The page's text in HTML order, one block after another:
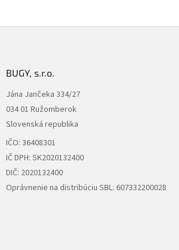
BUGY, s.r.o.
Jána Jančeka 334/27
034 01 Ružomberok
Slovenská republika
IČO: 36408301
IČ DPH: SK2020132400
DIČ: 2020132400
Oprávnenie na distribúciu SBL: 607332200028